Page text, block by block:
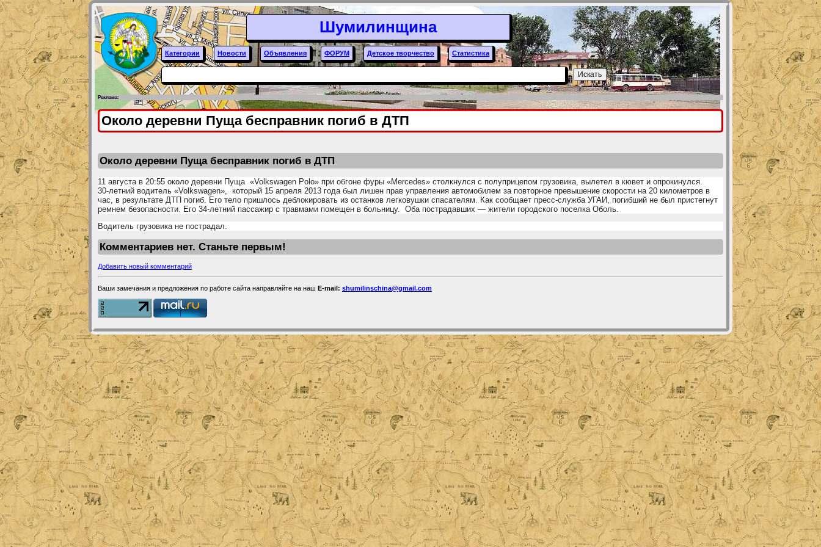
Шумилинщина
Категории Новости Объявления ФОРУМ Детское творчество Статистика
Искать
Реклама:
Около деревни Пуща бесправник погиб в ДТП
Около деревни Пуща бесправник погиб в ДТП
11 августа в 20:55 около деревни Пуща «Volkswagen Polo» при обгоне фуры «Mercedes» столкнулся с полуприцепом грузовика, вылетел в кювет и опрокинулся.
30-летний водитель «Volkswagen», который 15 апреля 2013 года был лишен прав управления автомобилем за повторное превышение скорости на 20 километров в
час, в результате ДТП погиб. Его тело пришлось деблокировать из останков легковушки спасателям. Как сообщает пресс-служба УГАИ, погибший не был пристегнут
ремнем безопасности. Его 34-летний пассажир с травмами помещен в больницу. Оба пострадавших — жители городского поселка Оболь.
Водитель грузовика не пострадал.
Комментариев нет. Станьте первым!
Добавить новый комментарий
Ваши замечания и предложения по работе сайта направляйте на наш E-mail: shumilinschina@gmail.com